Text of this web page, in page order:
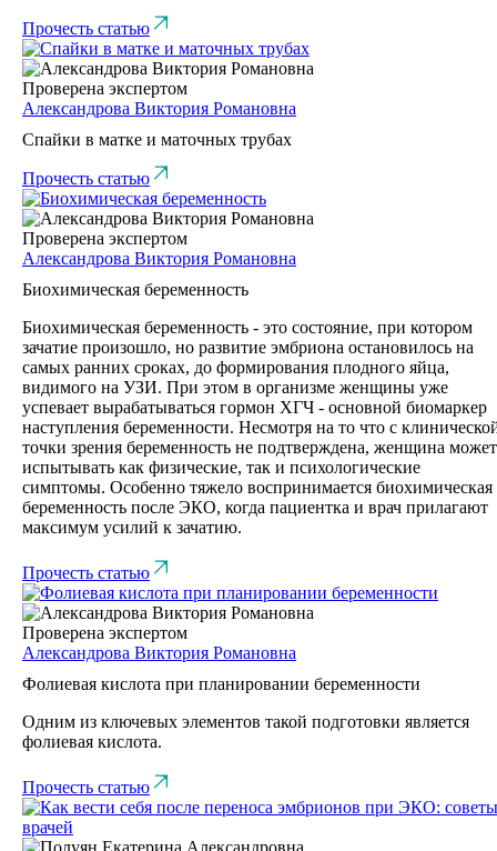
Прочесть статью
Проверена экспертом
Александрова Виктория Романовна
Спайки в матке и маточных трубах
Прочесть статью
Проверена экспертом
Александрова Виктория Романовна
Биохимическая беременность
Биохимическая беременность - это состояние, при котором
зачатие произошло, но развитие эмбриона остановилось на
самых ранних сроках, до формирования плодного яйца,
видимого на УЗИ. При этом в организме женщины уже
успевает вырабатываться гормон ХГЧ - основной биомаркер
наступления беременности. Несмотря на то что с
точки зрения беременность не подтверждена, женщина может
испытывать как физические, так и психологические
симптомы. Особенно тяжело воспринимается биохимическая
беременность после ЭКО, когда пациентка и врач прилагают
максимум усилий к зачатию.
Прочесть статью
Проверена экспертом
Александрова Виктория Романовна
Фолиевая кислота при планировании беременности
Одним из ключевых элементов такой подготовки является
фолиевая кислота.
Прочесть статью